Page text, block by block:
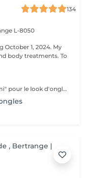
134
L-8050
October 1, 2024. My
body treatments. To
BFLEX est votre nouveau "meilleur ami" pour le look d'ongles courts et naturels que tous les clients recherchent ! Il s'agit d'une Babymanucure avec la pose d'un gel intelligent 4-en-1 avec lequel vous avez : Base-Construction-Teinte-Finition ! I C'est une prestation inédite et tendance !